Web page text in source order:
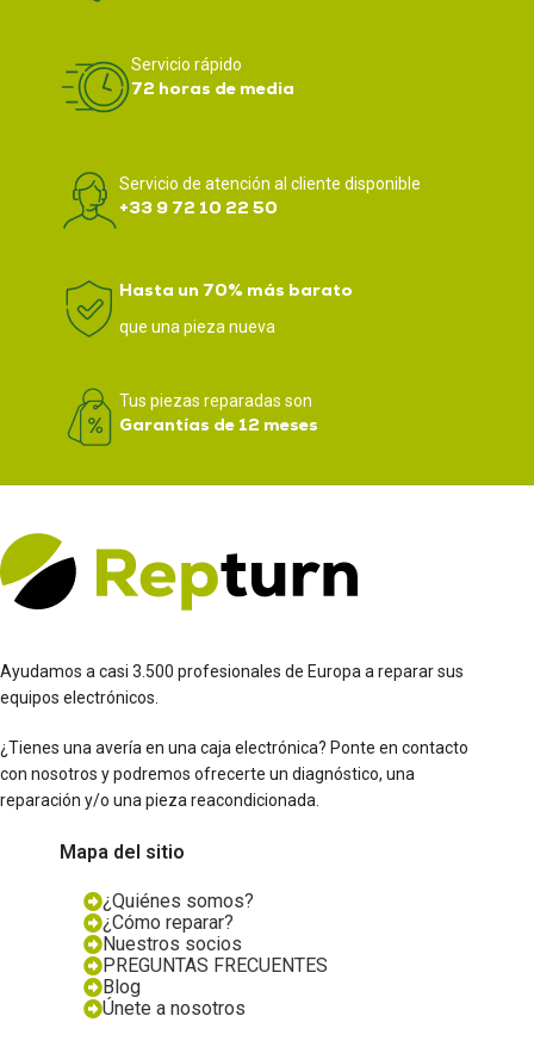
Servicio rápido
72 horas de media
Servicio de atención al cliente disponible
+33 9 72 10 22 50
Hasta un 70% más barato
que una pieza nueva
Tus piezas reparadas son
Garantías de 12 meses
Ayudamos a casi 3.500 profesionales de Europa a reparar sus
equipos electrónicos.
¿Tienes una avería en una caja electrónica? Ponte en contacto
con nosotros y podremos ofrecerte un diagnóstico, una
reparación y/o una pieza reacondicionada.
Mapa del sitio
¿Quiénes somos?
¿Cómo reparar?
Nuestros socios
PREGUNTAS FRECUENTES
Blog
Únete a nosotros